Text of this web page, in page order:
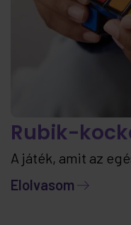
Rubik-
A játék, amit az
Elolvasom